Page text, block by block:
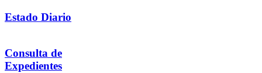
Estado Diario
Consulta de
Expedientes